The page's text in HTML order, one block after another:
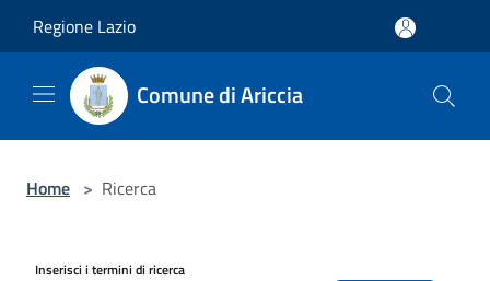
Regione Lazio
Comune di Ariccia
Home > Ricerca
Inserisci i termini di ricerca